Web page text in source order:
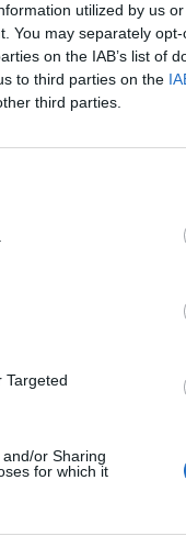
utilized by us
You may separately
on the IAB’s list of
to third parties on the
third parties.
Targeted
or Sharing
for which it
all'esordio in D:
Limongelli,
tra i volti
e la novità
non si